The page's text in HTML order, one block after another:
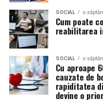
Renault și altele.
Compatibilitatea exactă
în manualul vehiculului
producătorului.
Este potrivit pentru
Da.
natura. De asemenea,
creșterea reputației
numărului de participanți
Confortul participanților
Deși un eveniment verde
și un impact pozitiv
facă compromisuri în
SOCIAL o
Cum poate
reabilitarea
SOCIAL o
Cu aproape
cauzate de
rapiditatea
devine o